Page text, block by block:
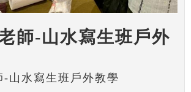
師-山水寫生班戶外
-山水寫生班戶外教學